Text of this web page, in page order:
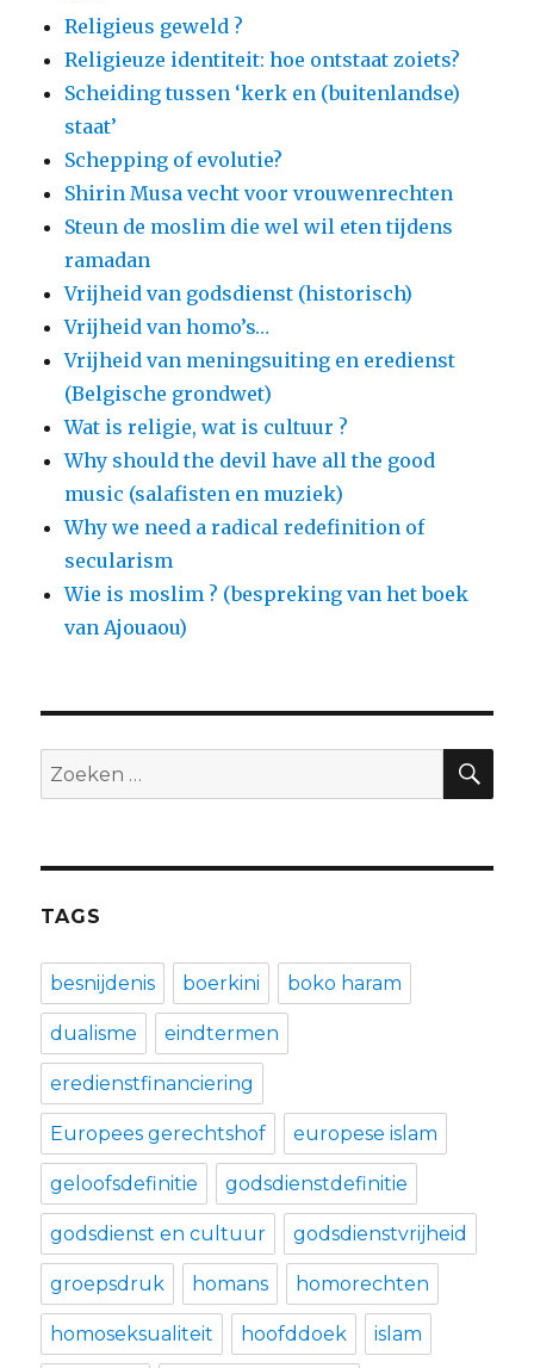
Religieus geweld ?
Religieuze identiteit: hoe ontstaat zoiets?
Scheiding tussen ‘kerk en (buitenlandse)
staat’
Schepping of evolutie?
Shirin Musa vecht voor vrouwenrechten
Steun de moslim die wel wil eten tijdens
ramadan
Vrijheid van godsdienst (historisch)
Vrijheid van homo’s…
Vrijheid van meningsuiting en eredienst
(Belgische grondwet)
Wat is religie, wat is cultuur ?
Why should the devil have all the good
music (salafisten en muziek)
Why we need a radical redefinition of
secularism
Wie is moslim ? (bespreking van het boek
van Ajouaou)
Zoeken
naar:
TAGS
besnijdenis boerkini boko haram
dualisme eindtermen
eredienstfinanciering
Europees gerechtshof europese islam
geloofsdefinitie godsdienstdefinitie
godsdienst en cultuur godsdienstvrijheid
groepsdruk homans homorechten
homoseksualiteit hoofddoek islam